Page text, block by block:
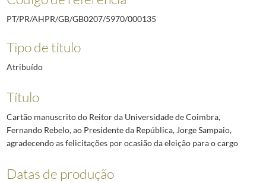
PT/PR/AHPR/GB/GB0207/5970/000135
Tipo de título
Atribuído
Título
Cartão manuscrito do Reitor da Universidade de Coimbra,
Fernando Rebelo, ao Presidente da República, Jorge Sampaio,
agradecendo as felicitações por ocasião da eleição para o cargo
Datas de produção